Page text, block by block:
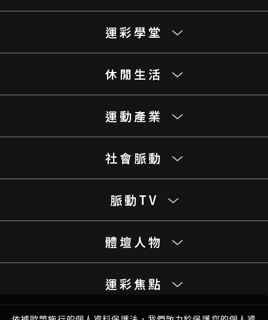
運彩學堂
休閒生活
運動產業
社會脈動
脈動TV
體壇人物
運彩焦點